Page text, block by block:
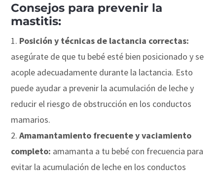
Consejos para prevenir la
mastitis:
Posición y técnicas de lactancia correctas:
asegúrate de que tu bebé esté bien posicionado y se
acople adecuadamente durante la lactancia. Esto
puede ayudar a prevenir la acumulación de leche y
reducir el riesgo de obstrucción en los conductos
mamarios.
Amamantamiento frecuente y vaciamiento
completo: amamanta a tu bebé con frecuencia para
evitar la acumulación de leche en los conductos